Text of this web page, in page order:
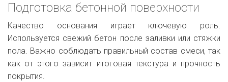
Подготовка бетонной поверхности
Качество основания играет ключевую роль.
Используется свежий бетон после заливки или стяжки
пола. Важно соблюдать правильный состав смеси, так
как от этого зависит итоговая текстура и прочность
покрытия.